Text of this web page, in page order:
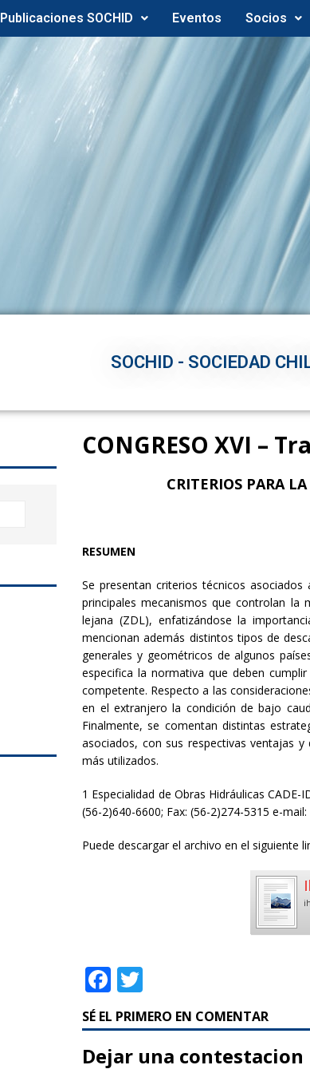
Publicaciones SOCHID Eventos Socios
SOCHID - SOCIEDAD
CONGRESO XVI –
CRITERIOS PARA
RESUMEN
Se presentan criterios técnicos
principales mecanismos que controlan
lejana (ZDL), enfatizándose la
mencionan además distintos tipos de
generales y geométricos de algunos
especifica la normativa que deben
competente. Respecto a las
en el extranjero la condición de bajo
Finalmente, se comentan distintas
asociados, con sus respectivas ventajas
más utilizados.
1 Especialidad de Obras Hidráulicas
(56-2)640-6600; Fax: (56-2)274-5315 e-
Puede descargar el archivo en el siguiente
F
a
c
e
w
it
te
SÉ EL PRIMERO EN COMENTAR
Dejar una contestacion